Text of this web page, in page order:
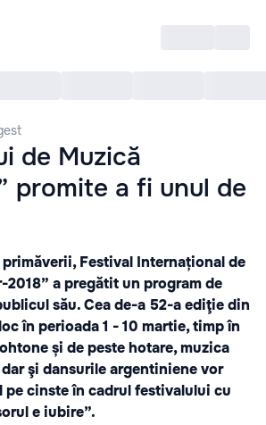
de Muzică
promite a fi unul de
Festival Internațional de
a pregătit un program de
său. Cea de-a 52-a ediţie din
în perioada 1 - 10 martie, timp în
și de peste hotare, muzica
şi dansurile argentiniene vor
pe cinste în cadrul festivalului cu
e iubire”.